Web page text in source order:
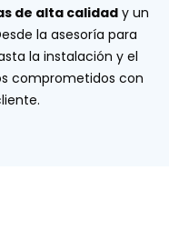
de alta calidad y un
la asesoría para
la instalación y el
comprometidos con